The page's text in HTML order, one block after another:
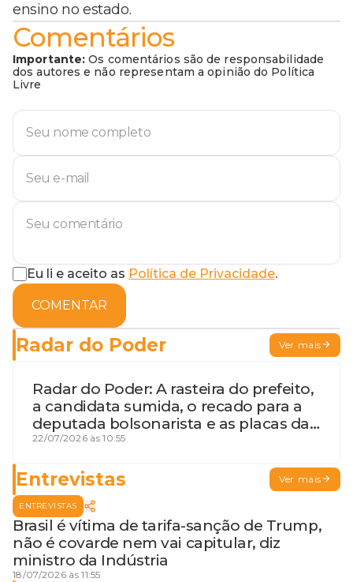
ensino no estado.
Comentários
Importante: Os comentários são de responsabilidade
dos autores e não representam a opinião do Política
Livre
Eu li e aceito as Política de Privacidade.
COMENTAR
Radar do Poder Ver mais
Radar do Poder: A rasteira do prefeito,
a candidata sumida, o recado para a
deputada bolsonarista e as placas da
discórdia
22/07/2026 às 10:55
Entrevistas Ver mais
ENTREVISTAS
Brasil é vítima de tarifa-sanção de Trump,
não é covarde nem vai capitular, diz
ministro da Indústria
18/07/2026 às 11:55